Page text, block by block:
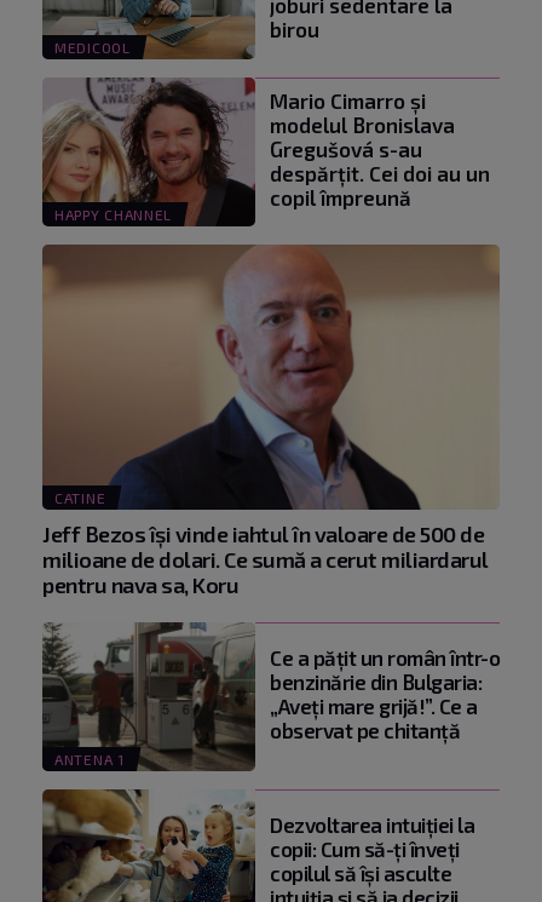
MEDICOOL
joburi sedentare la
birou
HAPPY CHANNEL
Mario Cimarro și
modelul Bronislava
Gregušová s-au
despărțit. Cei doi au un
copil împreună
CATINE
Jeff Bezos își vinde iahtul în valoare de 500 de
milioane de dolari. Ce sumă a cerut miliardarul
pentru nava sa, Koru
ANTENA 1
Ce a pățit un român într-o
benzinărie din Bulgaria:
„Aveți mare grijă!”. Ce a
observat pe chitanță
Dezvoltarea intuiției la
copii: Cum să-ți înveți
copilul să își asculte